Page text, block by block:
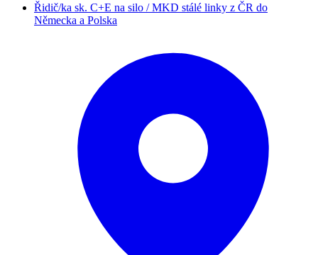
Řidič/ka sk. C+E na silo / MKD stálé linky z ČR do
Německa a Polska